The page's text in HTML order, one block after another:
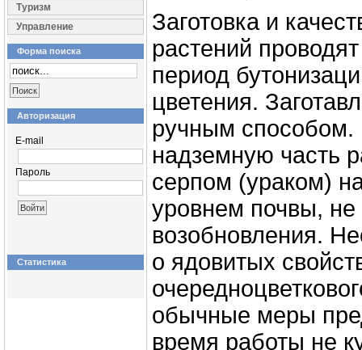
Туризм
Управление
Форма поиска
Авторизация
E-mail
Пароль
Статистика
Заготовка и
растений
период
цветения.
ручным способом.
надземную часть
серпом (ураком)
уровнем почвы,
возобновления.
о ядовитых
обычные меры
время работы не